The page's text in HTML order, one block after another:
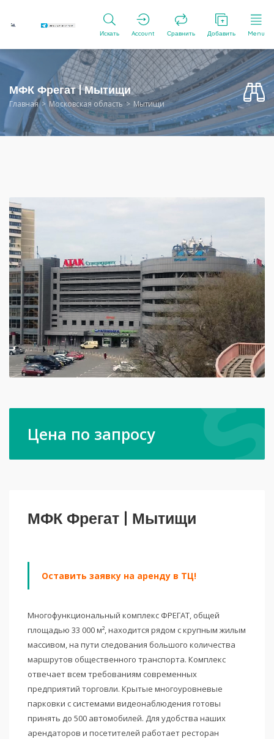
Искать Account Сравнить Добавить Menu
МФК Фрегат | Мытищи
Главная Московская область Мытищи
Цена по запросу
МФК Фрегат | Мытищи
Оставить заявку на аренду в ТЦ!
Многофункциональный комплекс ФРЕГАТ, общей
площадью 33 000 м², находится рядом с крупным жилым
массивом, на пути следования большого количества
маршрутов общественного транспорта. Комплекс
отвечает всем требованиям современных
предприятий торговли. Крытые многоуровневые
парковки с системами видеонаблюдения готовы
принять до 500 автомобилей. Для удобства наших
арендаторов и посетителей работает ресторан